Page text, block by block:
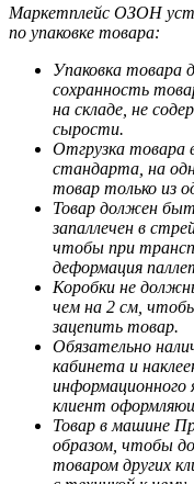
Маркетплейс ОЗОН
по упаковке товара:
Упаковка товара
сохранность
на складе, не
сырости.
Отгрузка товара
стандарта, на
товар только из
Товар должен
запаллечен в
чтобы при
деформация
Коробки не
чем на 2 см,
зацепить товар.
Обязательно
кабинета и
информационного
клиент
Товар в машине
образом, чтобы
товаром других